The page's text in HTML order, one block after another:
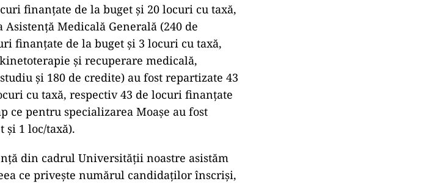
finanţate de la buget şi 20 locuri cu taxă,
Medicală Generală (240 de
finanţate de la buget şi 3 locuri cu taxă,
şi recuperare medicală,
şi 180 de credite) au fost repartizate 43
cu taxă, respectiv 43 de locuri finanţate
ce pentru specializarea Moaşe au fost
şi 1 loc/taxă).
din cadrul Universităţii noastre asistăm
ce priveşte numărul candidaţilor înscrişi,